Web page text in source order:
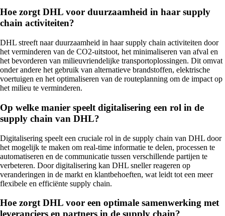
Hoe zorgt DHL voor duurzaamheid in haar supply
chain activiteiten?
DHL streeft naar duurzaamheid in haar supply chain activiteiten door
het verminderen van de CO2-uitstoot, het minimaliseren van afval en
het bevorderen van milieuvriendelijke transportoplossingen. Dit omvat
onder andere het gebruik van alternatieve brandstoffen, elektrische
voertuigen en het optimaliseren van de routeplanning om de impact op
het milieu te verminderen.
Op welke manier speelt digitalisering een rol in de
supply chain van DHL?
Digitalisering speelt een cruciale rol in de supply chain van DHL door
het mogelijk te maken om real-time informatie te delen, processen te
automatiseren en de communicatie tussen verschillende partijen te
verbeteren. Door digitalisering kan DHL sneller reageren op
veranderingen in de markt en klantbehoeften, wat leidt tot een meer
flexibele en efficiënte supply chain.
Hoe zorgt DHL voor een optimale samenwerking met